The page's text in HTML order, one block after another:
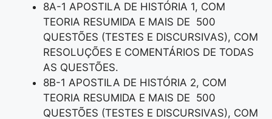
8A-1 APOSTILA DE HISTÓRIA 1, COM
TEORIA RESUMIDA E MAIS DE 500
QUESTÕES (TESTES E DISCURSIVAS), COM
RESOLUÇÕES E COMENTÁRIOS DE TODAS
AS QUESTÕES.
8B-1 APOSTILA DE HISTÓRIA 2, COM
TEORIA RESUMIDA E MAIS DE 500
QUESTÕES (TESTES E DISCURSIVAS), COM